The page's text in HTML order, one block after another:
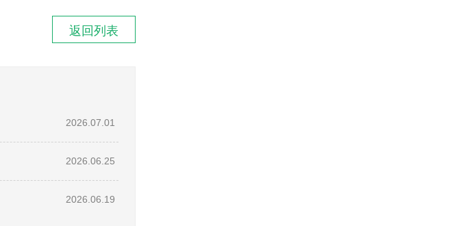
返回列表
2026.07.01
2026.06.25
2026.06.19